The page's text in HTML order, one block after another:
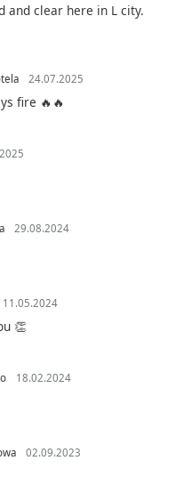
and clear here in L city.
24.07.2025
fire 🔥🔥
29.08.2024
11.05.2024
👏
18.02.2024
02.09.2023